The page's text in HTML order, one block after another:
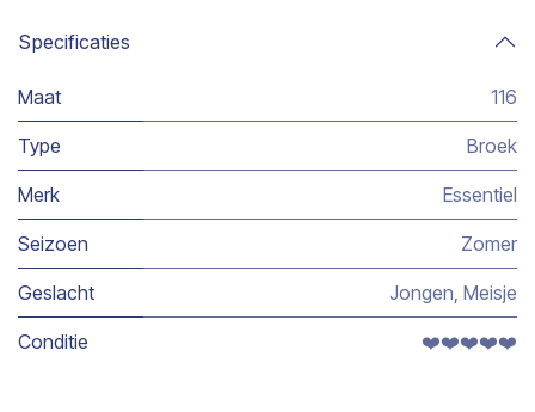
Specificaties
Maat 116
Type Broek
Merk Essentiel
Seizoen Zomer
Geslacht Jongen, Meisje
Conditie ❤️❤️❤️❤️❤️